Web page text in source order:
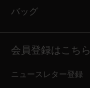
バッグ
会員登録はこちら
ニュースレター登録